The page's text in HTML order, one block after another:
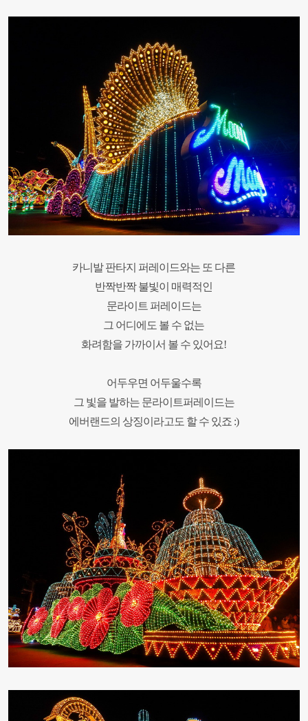
카니발 판타지 퍼레이드와는 또 다른
반짝반짝 불빛이 매력적인
문라이트 퍼레이드는
그 어디에도 볼 수 없는
화려함을 가까이서 볼 수 있어요!
어두우면 어두울수록
그 빛을 발하는 문라이트퍼레이드는
에버랜드의 상징이라고도 할 수 있죠 :)